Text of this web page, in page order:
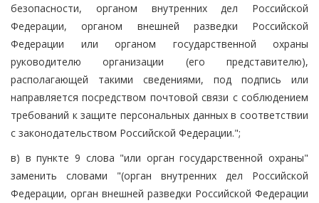
безопасности, органом внутренних дел Российской
Федерации, органом внешней разведки Российской
Федерации или органом государственной охраны
руководителю организации (его представителю),
располагающей такими сведениями, под подпись или
направляется посредством почтовой связи с соблюдением
требований к защите персональных данных в соответствии
с законодательством Российской Федерации.";
в) в пункте 9 слова "или орган государственной охраны"
заменить словами "(орган внутренних дел Российской
Федерации, орган внешней разведки Российской Федерации